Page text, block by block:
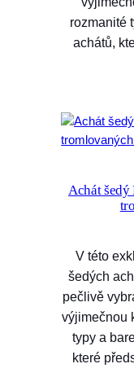
rozmanité
achátů,
Achát
V této
šedých
pečlivě
výjimečnou
typy a
které